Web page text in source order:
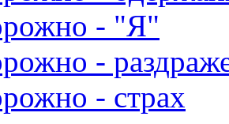
- "Я"
-
- страх